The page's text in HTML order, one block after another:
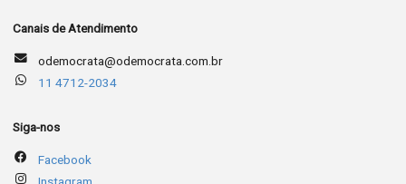
Canais de Atendimento
odemocrata@odemocrata.com.br
11 4712-2034
Siga-nos
Facebook